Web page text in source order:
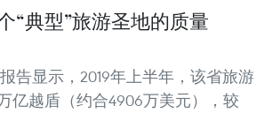
“典型”旅游圣地的质量
告显示，2019年上半年，该省旅游
亿越盾（约合4906万美元），较